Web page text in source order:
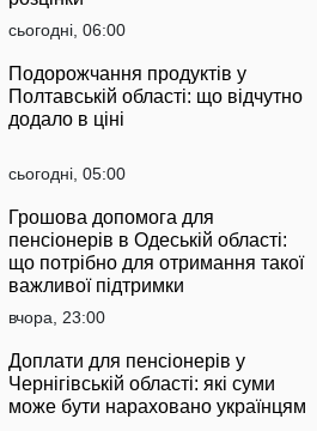
сьогодні, 06:00
Подорожчання продуктів у
Полтавській області: що відчутно
додало в ціні
сьогодні, 05:00
Грошова допомога для
пенсіонерів в Одеській області:
що потрібно для отримання такої
важливої підтримки
вчора, 23:00
Доплати для пенсіонерів у
Чернігівській області: які суми
може бути нараховано українцям